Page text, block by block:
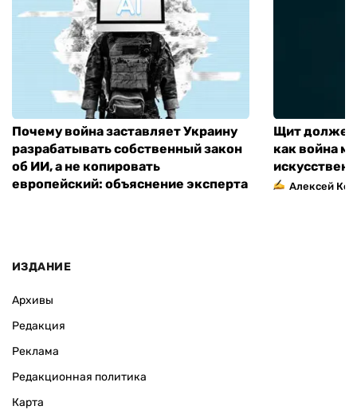
Почему война заставляет Украину
разрабатывать собственный закон
об ИИ, а не копировать
европейский: объяснение эксперта
Щит должен
как война
Алексей
ИЗДАНИЕ
Архивы
Редакция
Реклама
Редакционная политика
Карта